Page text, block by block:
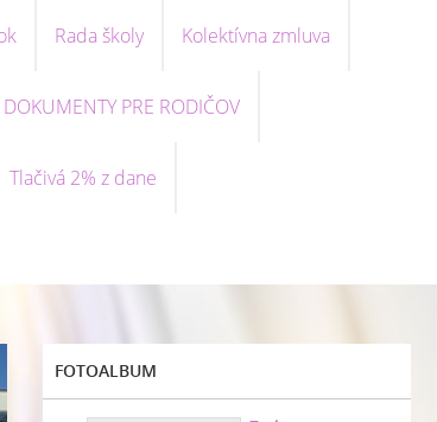
Rada školy Kolektívna zmluva
DOKUMENTY PRE RODIČOV
Tlačivá 2% z dane
FOTOALBUM